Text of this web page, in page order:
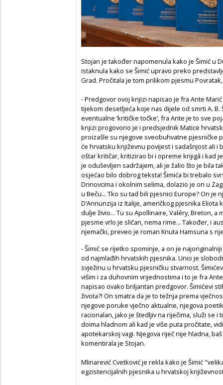
Stojan je također napomenula kako je Šimić u
istaknula kako se Šimić upravo preko
Grad. Pročitala je tom prilikom pjesmu
- Predgovor ovoj knjizi napisao je fra Ante
tijekom desetljeća koje nas dijele od smrti A. B.
eventualne ‘kritičke točke‘, fra Ante je to sve
knjizi progovorio je i predsjednik Matice
proizašle su njegove sveobuhvatne pjesničke
će hrvatsku književnu povijest i sadašnjost ali i
oštar kritičar, kritizirao bi i opreme knjigâ i kad
je oduševljen sadržajem, ali je žalio što je bila
osjećao bilo dobrog teksta! Šimića bi trebalo
Drinovcima i okolnim selima, dolazio je on u
u Beču... Tko su tad bili pjesnici Europe? On je
D‘Annunzija iz Italije, američkog pjesnika
dulje živio... Tu su Apollinaire, Valéry, Breton, a
pjesme vrlo je sličan, nema rime... Također, i
njemački, preveo je roman Knuta Hamsuna s
- Šimić se rijetko spominje, a on je
od najmlađih hrvatskih pjesnika. Unio je
svježinu u hrvatsku pjesničku stvarnost.
višim i za duhovnim vrijednostima i to je fra
napisao ovako briljantan predgovor. Šimićevi
života?! On smatra da je to težnja prema
njegove poruke vječno aktualne, njegova
racionalan, jako je štedljiv na riječima, služi se
doima hladnom ali kad je više puta pročitate,
apotekarskoj vagi. Njegova riječ nije hladna,
komentirala je Stojan.
Mlinarević Cvetković je rekla kako je Šimić
egzistencijalnih pjesnika u hrvatskoj